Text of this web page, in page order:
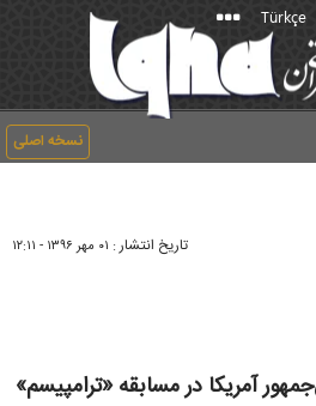
Türkçe
نسخه اصلی
تاریخ انتشار : ۰۱ مهر ۱۳۹۶ - ۱۲:۱۱
آمریکا در مسابقه «ترامپیسم»